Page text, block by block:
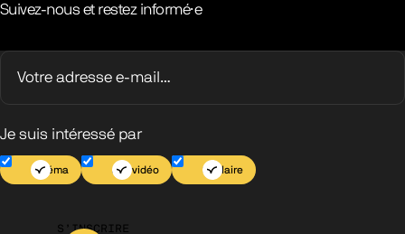
Suivez-nous et restez informé·e
Je suis intéressé par
Cinéma Jeu vidéo Scolaire
S’INSCRIRE